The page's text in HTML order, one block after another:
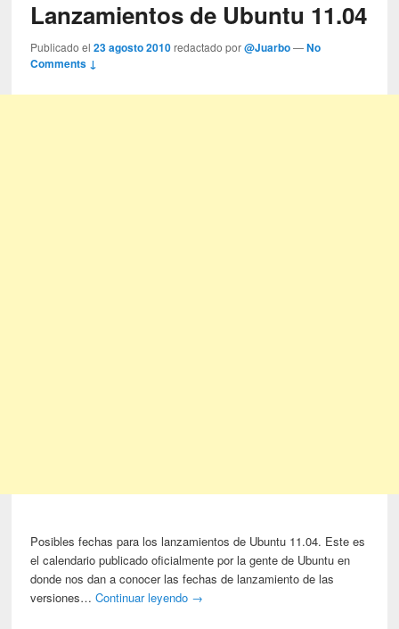
Lanzamientos de Ubuntu 11.04
Publicado el23 agosto 2010 redactado por@Juarbo —No
Comments ↓
Posibles fechas para los lanzamientos de Ubuntu 11.04. Este es
el calendario publicado oficialmente por la gente de Ubuntu en
donde nos dan a conocer las fechas de lanzamiento de las
versiones…Continuar leyendo →